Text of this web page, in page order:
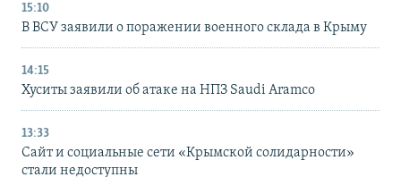
15:10
В ВСУ заявили о поражении военного склада в Крыму
14:15
Хуситы заявили об атаке на НПЗ Saudi Aramco
13:33
Сайт и социальные сети «Крымской солидарности»
стали недоступны